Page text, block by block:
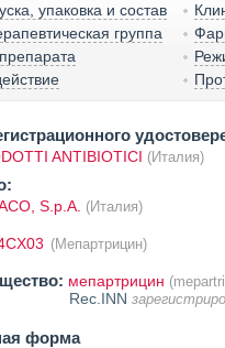
упаковка и состав
группа
ANTIBIOTICI (Италия)
S.p.A. (Италия)
(Мепартрицин)
мепартрицин
Rec.INN
форма